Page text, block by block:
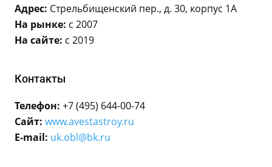
Адрес: Стрельбищенский пер., д. 30, корпус 1А
На рынке: с 2007
На сайте: с 2019
Контакты
Телефон: +7 (495) 644-00-74
Сайт: www.avestastroy.ru
E-mail: uk.obl@bk.ru